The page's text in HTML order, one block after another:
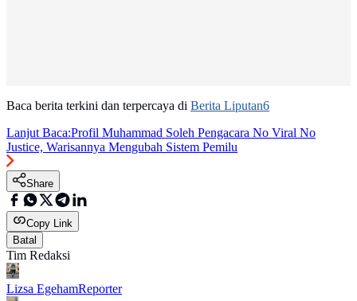
Baca berita terkini dan terpercaya di Berita Liputan6
Lanjut Baca:Profil Muhammad Soleh Pengacara No Viral No
Justice, Warisannya Mengubah Sistem Pemilu
Share
Copy Link
Batal
Tim Redaksi
Lizsa EgehamReporter